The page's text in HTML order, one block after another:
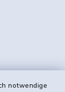
notwendige